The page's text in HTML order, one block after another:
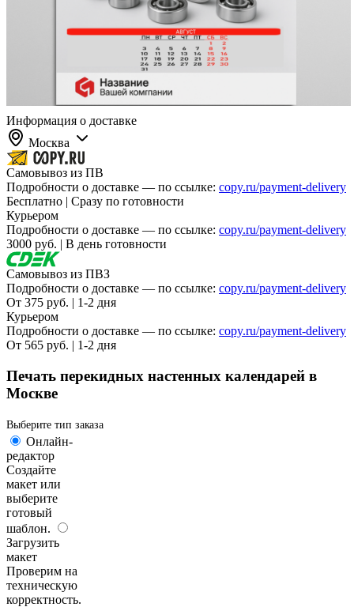
Информация о доставке
Москва
Самовывоз из ПВ
Подробности о доставке — по ссылке: copy.ru/payment-delivery
Бесплатно | Сразу по готовности
Курьером
Подробности о доставке — по ссылке: copy.ru/payment-delivery
3000 руб. | В день готовности
Самовывоз из ПВЗ
Подробности о доставке — по ссылке: copy.ru/payment-delivery
От 375 руб. | 1-2 дня
Курьером
Подробности о доставке — по ссылке: copy.ru/payment-delivery
От 565 руб. | 1-2 дня
Печать перекидных настенных календарей в
Москве
Выберите тип заказа
Онлайн-
редактор
Создайте
макет или
выберите
готовый
шаблон.
Загрузить
макет
Проверим на
техническую
корректность.